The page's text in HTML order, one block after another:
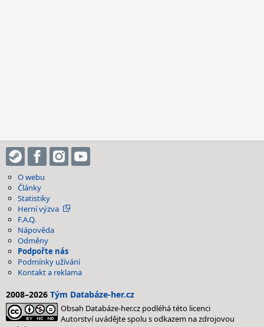
O webu
Články
Statistiky
Herní výzva
F.A.Q.
Nápověda
Odměny
Podpořte nás
Podmínky užívání
Kontakt a reklama
2008–2026 Tým Databáze-her.cz
Obsah Databáze-her.cz podléhá této licenci
Autorství uvádějte spolu s odkazem na zdrojovou